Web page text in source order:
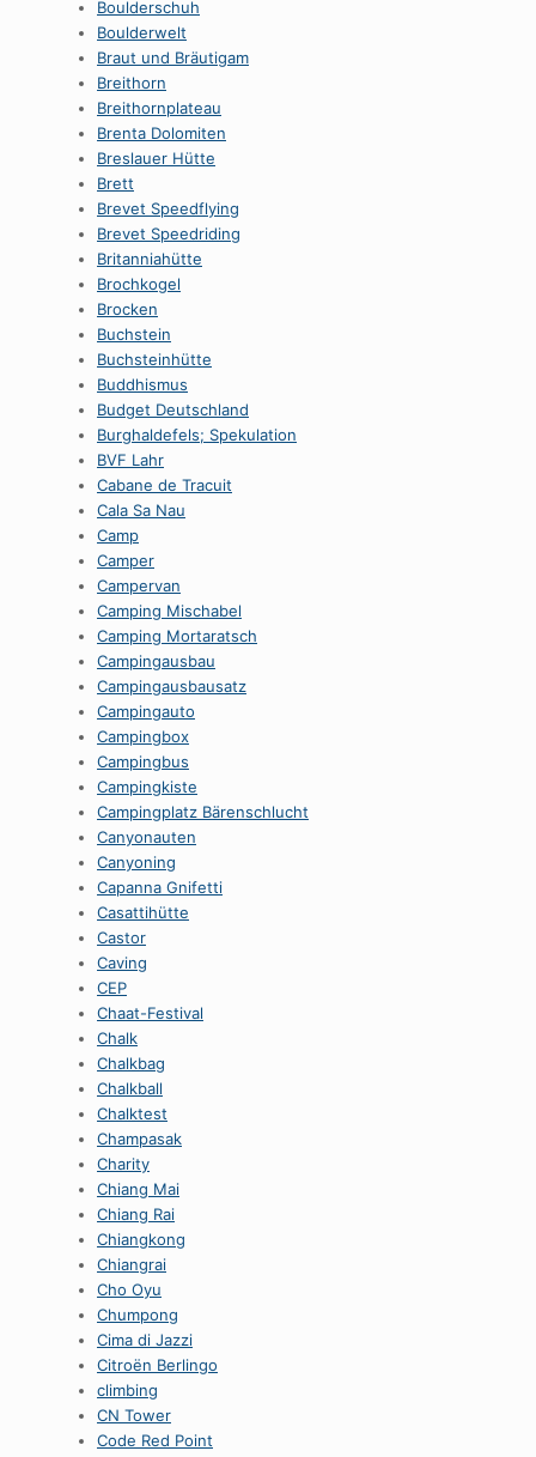
Boulderschuh
Boulderwelt
Braut und Bräutigam
Breithorn
Breithornplateau
Brenta Dolomiten
Breslauer Hütte
Brett
Brevet Speedflying
Brevet Speedriding
Britanniahütte
Brochkogel
Brocken
Buchstein
Buchsteinhütte
Buddhismus
Budget Deutschland
Burghaldefels; Spekulation
BVF Lahr
Cabane de Tracuit
Cala Sa Nau
Camp
Camper
Campervan
Camping Mischabel
Camping Mortaratsch
Campingausbau
Campingausbausatz
Campingauto
Campingbox
Campingbus
Campingkiste
Campingplatz Bärenschlucht
Canyonauten
Canyoning
Capanna Gnifetti
Casattihütte
Castor
Caving
CEP
Chaat-Festival
Chalk
Chalkbag
Chalkball
Chalktest
Champasak
Charity
Chiang Mai
Chiang Rai
Chiangkong
Chiangrai
Cho Oyu
Chumpong
Cima di Jazzi
Citroën Berlingo
climbing
CN Tower
Code Red Point